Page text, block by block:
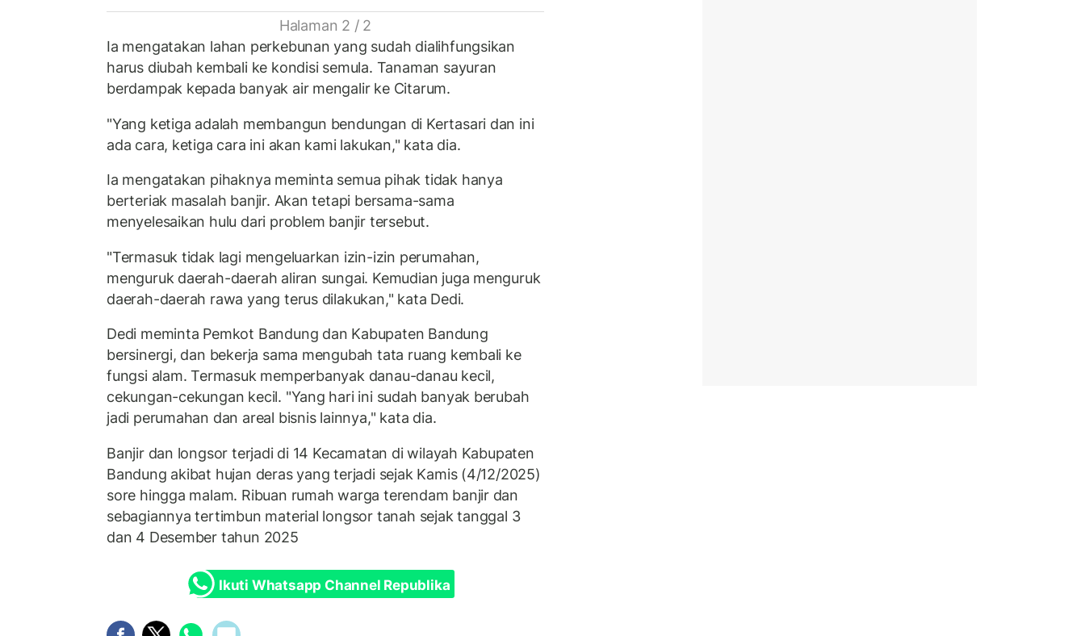
Halaman 2 / 2
Ia mengatakan lahan perkebunan yang sudah dialihfungsikan
harus diubah kembali ke kondisi semula. Tanaman sayuran
berdampak kepada banyak air mengalir ke Citarum.
"Yang ketiga adalah membangun bendungan di Kertasari dan ini
ada cara, ketiga cara ini akan kami lakukan," kata dia.
Ia mengatakan pihaknya meminta semua pihak tidak hanya
berteriak masalah banjir. Akan tetapi bersama-sama
menyelesaikan hulu dari problem banjir tersebut.
"Termasuk tidak lagi mengeluarkan izin-izin perumahan,
menguruk daerah-daerah aliran sungai. Kemudian juga menguruk
daerah-daerah rawa yang terus dilakukan," kata Dedi.
Dedi meminta Pemkot Bandung dan Kabupaten Bandung
bersinergi, dan bekerja sama mengubah tata ruang kembali ke
fungsi alam. Termasuk memperbanyak danau-danau kecil,
cekungan-cekungan kecil. "Yang hari ini sudah banyak berubah
jadi perumahan dan areal bisnis lainnya," kata dia.
Banjir dan longsor terjadi di 14 Kecamatan di wilayah Kabupaten
Bandung akibat hujan deras yang terjadi sejak Kamis (4/12/2025)
sore hingga malam. Ribuan rumah warga terendam banjir dan
sebagiannya tertimbun material longsor tanah sejak tanggal 3
dan 4 Desember tahun 2025
Ikuti Whatsapp Channel Republika